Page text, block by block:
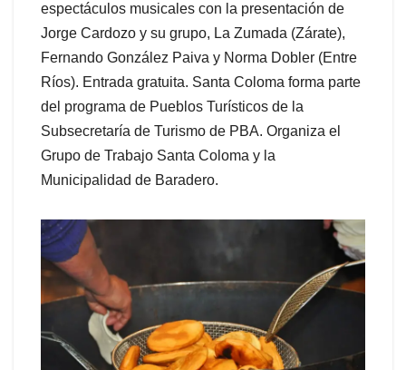
espectáculos musicales con la presentación de
Jorge Cardozo y su grupo, La Zumada (Zárate),
Fernando González Paiva y Norma Dobler (Entre
Ríos). Entrada gratuita. Santa Coloma forma parte
del programa de Pueblos Turísticos de la
Subsecretaría de Turismo de PBA. Organiza el
Grupo de Trabajo Santa Coloma y la
Municipalidad de Baradero.